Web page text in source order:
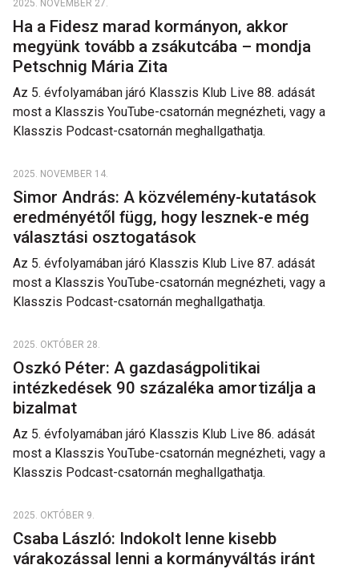
2025. NOVEMBER 27.
Ha a Fidesz marad kormányon, akkor
megyünk tovább a zsákutcába – mondja
Petschnig Mária Zita
Az 5. évfolyamában járó Klasszis Klub Live 88. adását
most a Klasszis YouTube-csatornán megnézheti, vagy a
Klasszis Podcast-csatornán meghallgathatja.
2025. NOVEMBER 14.
Simor András: A közvélemény-kutatások
eredményétől függ, hogy lesznek-e még
választási osztogatások
Az 5. évfolyamában járó Klasszis Klub Live 87. adását
most a Klasszis YouTube-csatornán megnézheti, vagy a
Klasszis Podcast-csatornán meghallgathatja.
2025. OKTÓBER 28.
Oszkó Péter: A gazdaságpolitikai
intézkedések 90 százaléka amortizálja a
bizalmat
Az 5. évfolyamában járó Klasszis Klub Live 86. adását
most a Klasszis YouTube-csatornán megnézheti, vagy a
Klasszis Podcast-csatornán meghallgathatja.
2025. OKTÓBER 9.
Csaba László: Indokolt lenne kisebb
várakozással lenni a kormányváltás iránt